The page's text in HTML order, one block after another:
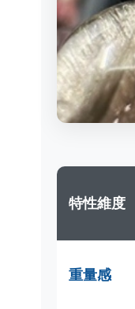
特性維度
重量感